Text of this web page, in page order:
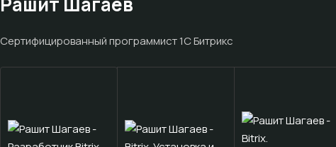
Cертифицированный программист 1С Битрикс